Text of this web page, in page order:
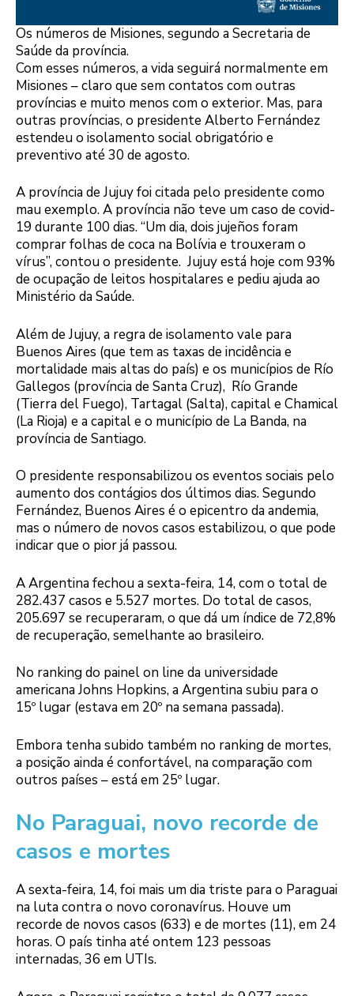
Os números de Misiones, segundo a Secretaria de
Saúde da província.
Com esses números, a vida seguirá normalmente em
Misiones – claro que sem contatos com outras
províncias e muito menos com o exterior. Mas, para
outras províncias, o presidente Alberto Fernández
estendeu o isolamento social obrigatório e
preventivo até 30 de agosto.
A província de Jujuy foi citada pelo presidente como
mau exemplo. A província não teve um caso de covid-
19 durante 100 dias. “Um dia, dois jujeños foram
comprar folhas de coca na Bolívia e trouxeram o
vírus”, contou o presidente. Jujuy está hoje com 93%
de ocupação de leitos hospitalares e pediu ajuda ao
Ministério da Saúde.
Além de Jujuy, a regra de isolamento vale para
Buenos Aires (que tem as taxas de incidência e
mortalidade mais altas do país) e os municípios de Río
Gallegos (província de Santa Cruz), Río Grande
(Tierra del Fuego), Tartagal (Salta), capital e Chamical
(La Rioja) e a capital e o município de La Banda, na
província de Santiago.
O presidente responsabilizou os eventos sociais pelo
aumento dos contágios dos últimos dias. Segundo
Fernández, Buenos Aires é o epicentro da andemia,
mas o número de novos casos estabilizou, o que pode
indicar que o pior já passou.
A Argentina fechou a sexta-feira, 14, com o total de
282.437 casos e 5.527 mortes. Do total de casos,
205.697 se recuperaram, o que dá um índice de 72,8%
de recuperação, semelhante ao brasileiro.
No ranking do painel on line da universidade
americana Johns Hopkins, a Argentina subiu para o
15º lugar (estava em 20º na semana passada).
Embora tenha subido também no ranking de mortes,
a posição ainda é confortável, na comparação com
outros países – está em 25º lugar.
No Paraguai, novo recorde de
casos e mortes
A sexta-feira, 14, foi mais um dia triste para o Paraguai
na luta contra o novo coronavírus. Houve um
recorde de novos casos (633) e de mortes (11), em 24
horas. O país tinha até ontem 123 pessoas
internadas, 36 em UTIs.